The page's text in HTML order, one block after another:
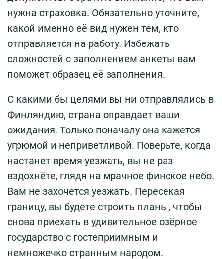
нужна страховка. Обязательно уточните,
какой именно её вид нужен тем, кто
отправляется на работу. Избежать
сложностей с заполнением анкеты вам
поможет образец её заполнения.
С какими бы целями вы ни отправлялись в
Финляндию, страна оправдает ваши
ожидания. Только поначалу она кажется
угрюмой и неприветливой. Поверьте, когда
настанет время уезжать, вы не раз
вздохнёте, глядя на мрачное финское небо.
Вам не захочется уезжать. Пересекая
границу, вы будете строить планы, чтобы
снова приехать в удивительное озёрное
государство с гостеприимным и
немножечко странным народом.